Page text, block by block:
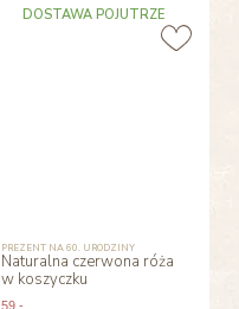
DOSTAWA POJUTRZE
PREZENT NA 60. URODZINY
Naturalna czerwona róża
w koszyczku
59 ,-